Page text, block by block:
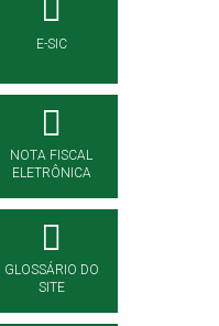
E-SIC
NOTA FISCAL
ELETRÔNICA
GLOSSÁRIO DO
SITE